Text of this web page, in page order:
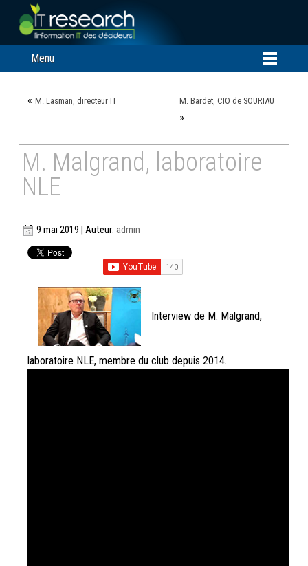
Menu
« M. Lasman, directeur IT M. Bardet, CIO de SOURIAU
»
M. Malgrand, laboratoire
NLE
9 mai 2019 | Auteur:admin
Interview de M. Malgrand,
laboratoire NLE, membre du club depuis 2014.